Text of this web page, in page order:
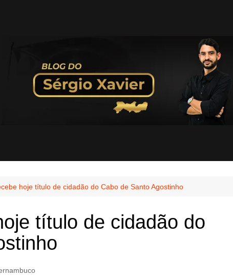
hoje título de cidadão do Cabo de Santo Agostinho
título de cidadão do